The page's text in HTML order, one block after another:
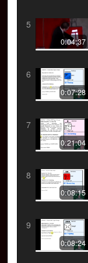
5
0:04:37
6
0:07:28
7
0:21:04
8
0:08:15
9
0:08:24